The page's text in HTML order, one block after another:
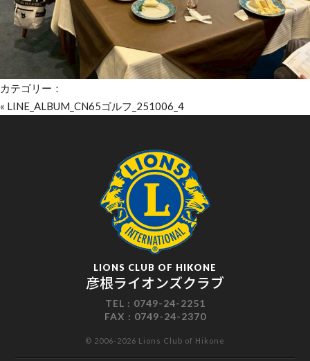
カテゴリー：
« LINE_ALBUM_CN65ゴルフ_251006_4
LIONS CLUB OF HIKONE
彦根ライオンズクラブ
TEL : 0749-24-2251
FAX : 0749-24-2370
© 2006-2026 Lions Club of Hikone